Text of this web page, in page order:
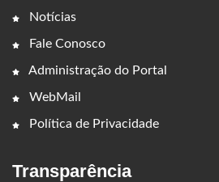
Notícias
Fale Conosco
Administração do Portal
WebMail
Política de Privacidade
Transparência